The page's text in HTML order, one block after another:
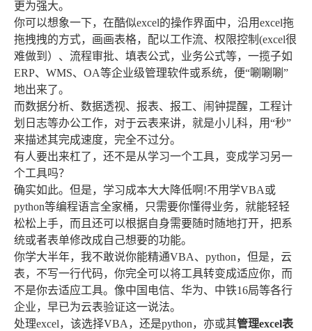
更为强大。
你可以想象一下，在酷似excel的操作界面中，沿用excel拖
拖拽拽的方式，画画表格，配以工作流、权限控制(excel很
难做到）、流程审批、填表公式，业务公式等，一揽子如
ERP、WMS、OA等企业级管理软件或系统，便“唰唰唰”
地出来了。
而数据分析、数据透视、报表、报工、闹钟提醒，工程计
划日志等办公工作，对于云表来讲，就是小儿科，用“秒”
来描述其完成速度，完全不过分。
有人要出来杠了，还不是从学习一个工具，变成学习另一
个工具吗？
确实如此。但是，学习成本大大降低啊!不用学VBA或
python等编程语言全家桶，只需要你懂得业务，就能轻轻
松松上手，而且还可以根据自身需要随时随地打开，把系
统或者表单修改成自己想要的功能。
你学大半年，我不敢说你能精通VBA、python，但是，云
表，不写一行代码，你完全可以将工具转变成适应你，而
不是你去适应工具。像中国电信、华为、中铁16局等各行
企业，早已为云表验证这一说法。
处理excel，该选择VBA，还是python，亦或其管理excel表